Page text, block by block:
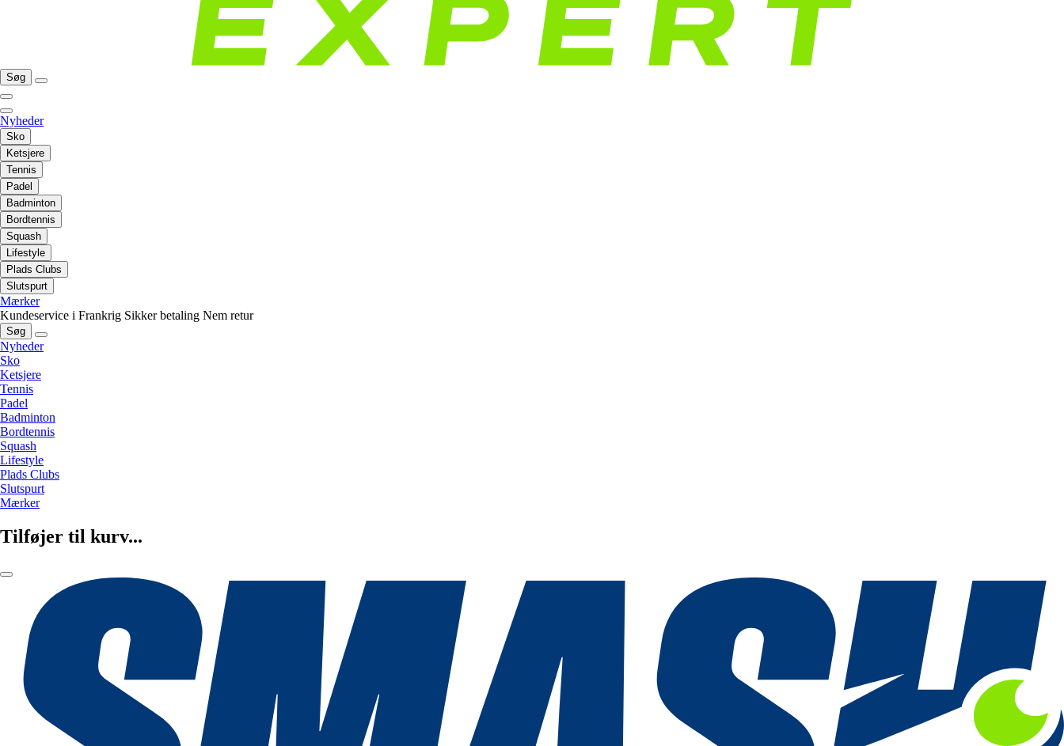
Søg
Nyheder
Sko
Ketsjere
Tennis
Padel
Badminton
Bordtennis
Squash
Lifestyle
Plads Clubs
Slutspurt
Mærker
Kundeservice i Frankrig Sikker betaling Nem retur
Søg
Nyheder
Sko
Ketsjere
Tennis
Padel
Badminton
Bordtennis
Squash
Lifestyle
Plads Clubs
Slutspurt
Mærker
Tilføjer til kurv...